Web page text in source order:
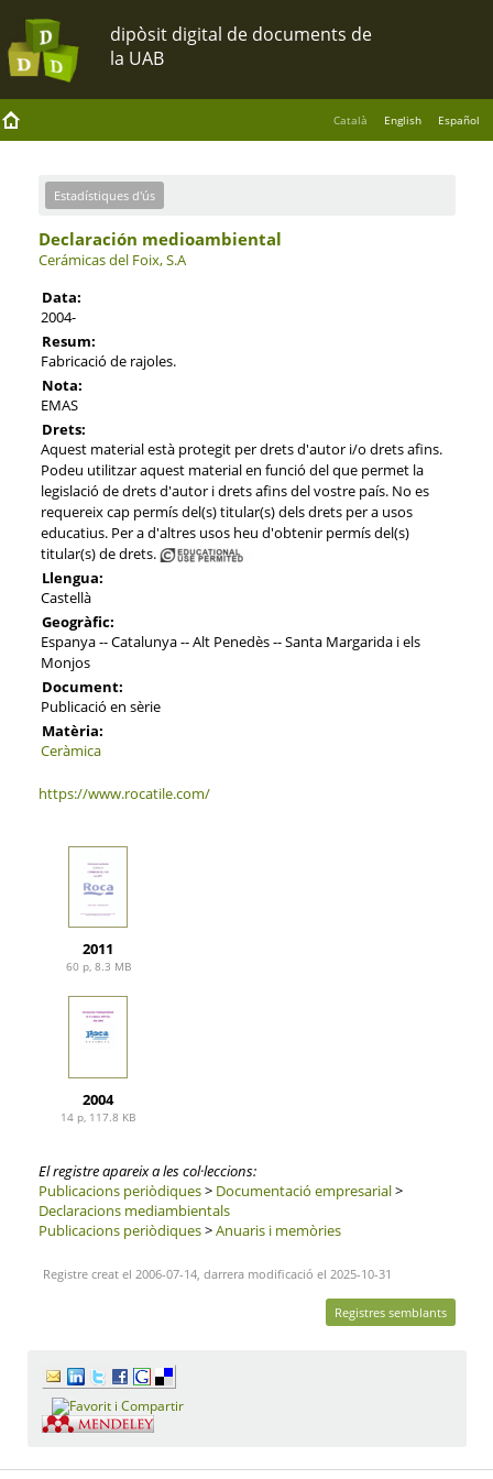
Català English Español
Estadístiques d'ús
Declaración medioambiental
Cerámicas del Foix, S.A
Data:
2004-
Resum:
Fabricació de rajoles.
Nota:
EMAS
Drets:
Aquest material està protegit per drets d'autor i/o drets afins.
Podeu utilitzar aquest material en funció del que permet la
legislació de drets d'autor i drets afins del vostre país. No es
requereix cap permís del(s) titular(s) dels drets per a usos
educatius. Per a d'altres usos heu d'obtenir permís del(s)
titular(s) de drets.
Llengua:
Castellà
Geogràfic:
Espanya -- Catalunya -- Alt Penedès -- Santa Margarida i els
Monjos
Document:
Publicació en sèrie
Matèria:
Ceràmica
https://www.rocatile.com/
2011
60 p, 8.3 MB
2004
14 p, 117.8 KB
El registre apareix a les col·leccions:
Publicacions periòdiques> Documentació empresarial>
Declaracions mediambientals
Publicacions periòdiques>Anuaris i memòries
Registre creat el 2006-07-14, darrera modificació el 2025-10-31
Registres semblants